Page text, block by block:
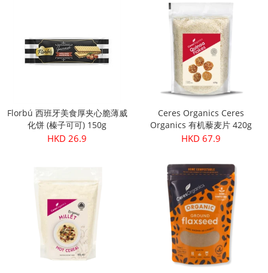
Florbú 西班牙美食厚夹心脆薄威
化饼 (榛子可可) 150g
HKD 26.9
Ceres Organics Ceres
Organics 有机藜麦片 420g
HKD 67.9